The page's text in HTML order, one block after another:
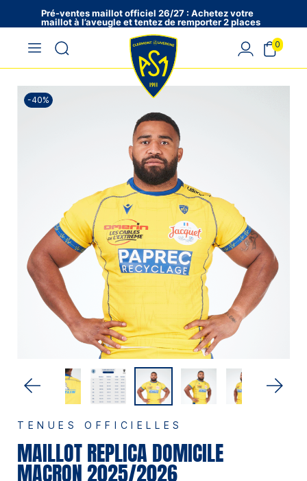
Pré-ventes maillot officiel 26/27 : Achetez votre
maillot à l’aveugle et tentez de remporter 2 places
en VIP !
-40%
TENUES OFFICIELLES
MAILLOT REPLICA DOMICILE
MACRON 2025/2026
0